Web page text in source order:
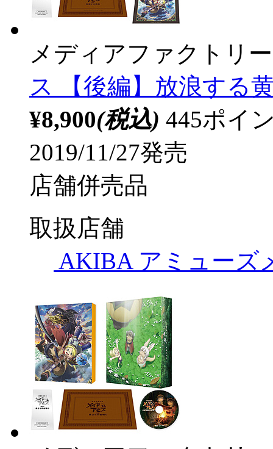
メディアファクトリー
ス 【後編】放浪する
¥8,900(税込) 445ポイ
2019/11/27発売
店舗併売品
取扱店舗
AKIBA アミューズ